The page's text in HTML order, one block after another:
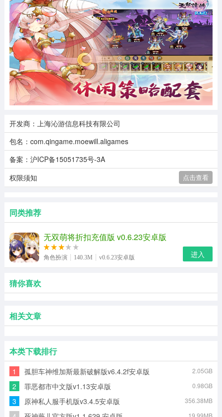
开发商：上海沁游信息科技有限公司
包名：com.qingame.moewill.aligames
备案：沪ICP备15051735号-3A
权限须知
点击查看
同类推荐
无双萌将折扣充值版 v0.6.23安卓版
角色扮演 140.3M v0.6.23安卓版 进入
猜你喜欢
相关文章
本类下载排行
1 孤胆车神维加斯最新破解版v6.4.2f安卓版 2.05GB
2 罪恶都市中文版v1.13安卓版 0.98GB
3 原神私人服手机版v3.4.5安卓版 356.38MB